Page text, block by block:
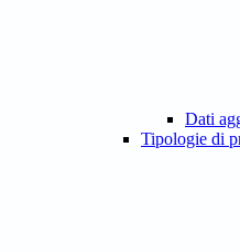
Dati
Tipologie di